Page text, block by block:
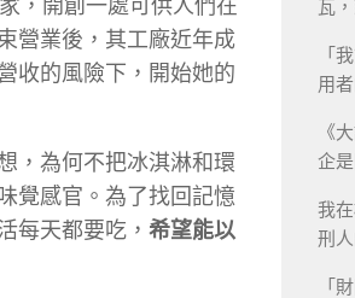
，開創一處可供人們在
營業後，其工廠近年成
收的風險下，開始她的
，為何不把冰淇淋和環
覺感官。為了找回記憶
每天都要吃， 希望能以
瓦
「
用
《
企
我
刑
「